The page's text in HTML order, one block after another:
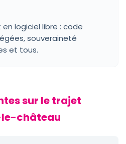
logiciel libre : code
souveraineté
et tous.
sur le trajet
le-château